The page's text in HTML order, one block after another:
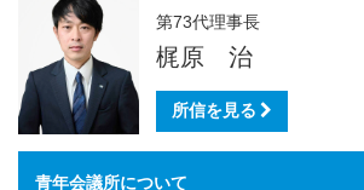
第73代理事長
梶原 治
所信を見る
青年会議所について